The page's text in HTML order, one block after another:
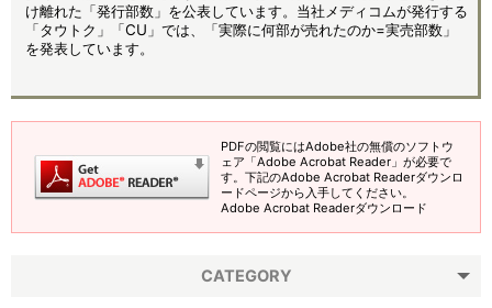
け離れた「発行部数」を公表しています。当社メディコムが発行する
「タウトク」「CU」では、「実際に何部が売れたのか=実売部数」
を発表しています。
PDFの閲覧にはAdobe社の無償のソフトウ
ェア「Adobe Acrobat Reader」が必要で
す。下記のAdobe Acrobat Readerダウンロ
ードページから入手してください。
Adobe Acrobat Readerダウンロード
CATEGORY